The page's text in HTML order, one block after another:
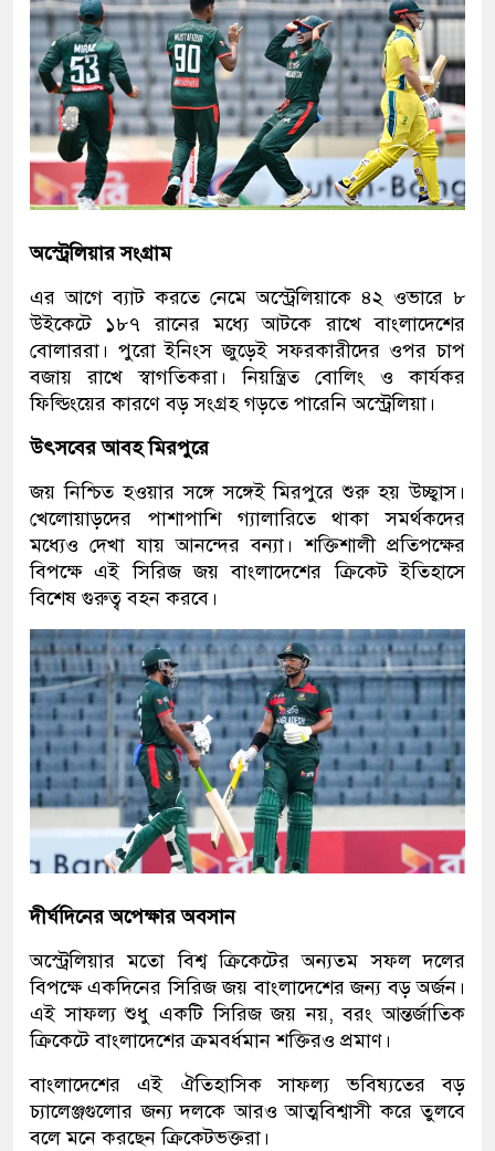
অস্ট্রেলিয়ার সংগ্রাম
এর আগে ব্যাট করতে নেমে অস্ট্রেলিয়াকে ৪২ ওভারে ৮
উইকেটে ১৮৭ রানের মধ্যে আটকে রাখে বাংলাদেশের
বোলাররা। পুরো ইনিংস জুড়েই সফরকারীদের ওপর চাপ
বজায় রাখে স্বাগতিকরা। নিয়ন্ত্রিত বোলিং ও কার্যকর
ফিল্ডিংয়ের কারণে বড় সংগ্রহ গড়তে পারেনি অস্ট্রেলিয়া।
উৎসবের আবহ মিরপুরে
জয় নিশ্চিত হওয়ার সঙ্গে সঙ্গেই মিরপুরে শুরু হয় উচ্ছ্বাস।
খেলোয়াড়দের পাশাপাশি গ্যালারিতে থাকা সমর্থকদের
মধ্যেও দেখা যায় আনন্দের বন্যা। শক্তিশালী প্রতিপক্ষের
বিপক্ষে এই সিরিজ জয় বাংলাদেশের ক্রিকেট ইতিহাসে
বিশেষ গুরুত্ব বহন করবে।
দীর্ঘদিনের অপেক্ষার অবসান
অস্ট্রেলিয়ার মতো বিশ্ব ক্রিকেটের অন্যতম সফল দলের
বিপক্ষে একদিনের সিরিজ জয় বাংলাদেশের জন্য বড় অর্জন।
এই সাফল্য শুধু একটি সিরিজ জয় নয়, বরং আন্তর্জাতিক
ক্রিকেটে বাংলাদেশের ক্রমবর্ধমান শক্তিরও প্রমাণ।
বাংলাদেশের এই ঐতিহাসিক সাফল্য ভবিষ্যতের বড়
চ্যালেঞ্জগুলোর জন্য দলকে আরও আত্মবিশ্বাসী করে তুলবে
বলে মনে করছেন ক্রিকেটভক্তরা।